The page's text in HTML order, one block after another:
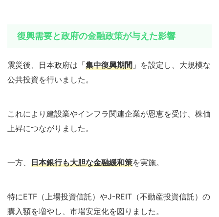
復興需要と政府の金融政策が与えた影響
震災後、日本政府は「集中復興期間 」を設定し、大規模な
公共投資を行いました。
これにより建設業やインフラ関連企業が恩恵を受け、株価
上昇につながりました。
一方、 日本銀行も大胆な金融緩和策を実施。
特にETF（上場投資信託）やJ-REIT（不動産投資信託）の
購入額を増やし、市場安定化を図りました。